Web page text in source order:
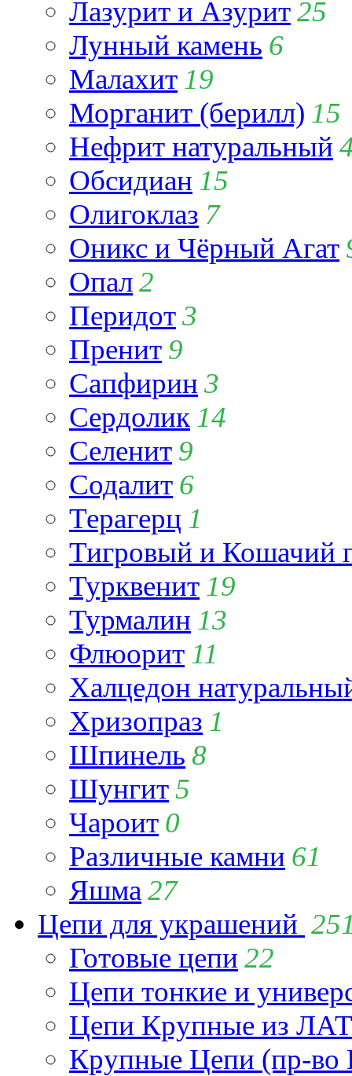
Лазурит и Азурит25
Лунный камень 6
Малахит 19
Морганит (берилл) 15
Нефрит натуральный
Обсидиан 15
Олигоклаз 7
Оникс и Чёрный Агат
Опал2
Перидот3
Пренит 9
Сапфирин 3
Сердолик 14
Селенит 9
Содалит 6
Терагерц 1
Тигровый и Кошачий
Турквенит 19
Турмалин 13
Флюорит 11
Халцедон
Хризопраз 1
Шпинель 8
Шунгит5
Чароит 0
Различные камни 61
Яшма 27
Цепи для украшений
Готовые цепи 22
Цепи тонкие и
Цепи Крупные из
Крупные Цепи (пр-во